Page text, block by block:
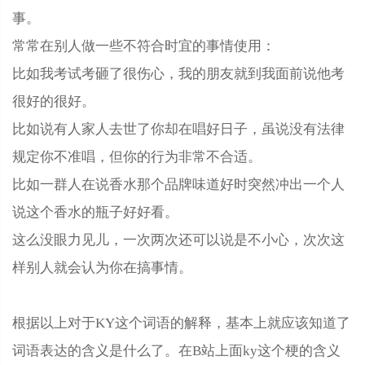
事。
常常在别人做一些不符合时宜的事情使用：
比如我考试考砸了很伤心，我的朋友就到我面前说他考
很好的很好。
比如说有人家人去世了你却在唱好日子，虽说没有法律
规定你不准唱，但你的行为非常不合适。
比如一群人在说香水那个品牌味道好时突然冲出一个人
说这个香水的瓶子好好看。
这么没眼力见儿，一次两次还可以说是不小心，次次这
样别人就会认为你在搞事情。
根据以上对于KY这个词语的解释，基本上就应该知道了
词语表达的含义是什么了。在B站上面ky这个梗的含义